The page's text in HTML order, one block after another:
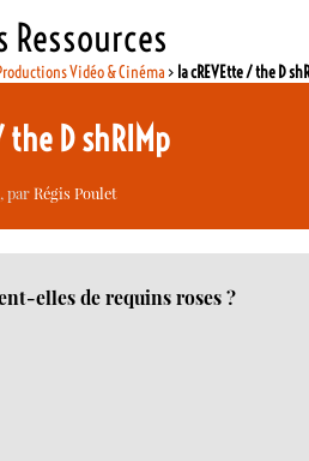
Ressources
Vidéo & Cinéma > la cREVEtte / the D
the D shRIMp
, parRégis Poulet
elles de requins roses ?